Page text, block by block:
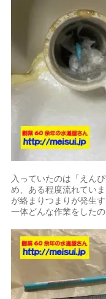
入っていたのは「えん
め、ある程度流れてい
が絡まりつまりが発生
一体どんな作業をした